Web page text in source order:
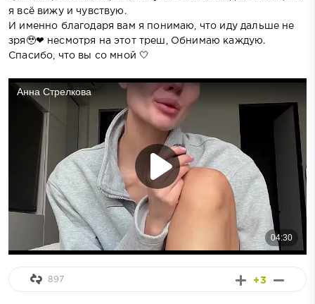
я всё вижу и чувствую.
И именно благодаря вам я понимаю, что иду дальше не
зря🥹❤ несмотря на этот треш, Обнимаю каждую.
Спасибо, что вы со мной 🤍
+3
897